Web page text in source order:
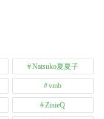
Natsuko夏夏子
vmb
ZinieQ